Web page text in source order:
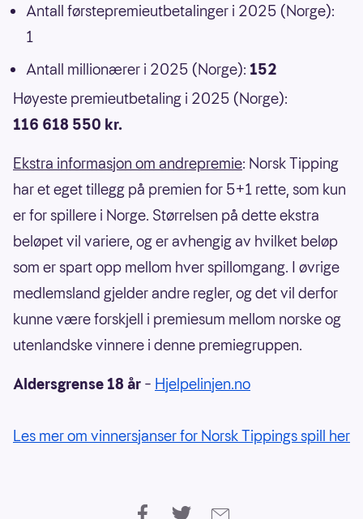
Antall førstepremieutbetalinger i 2025 (Norge):
1
Antall millionærer i 2025 (Norge): 152
Høyeste premieutbetaling i 2025 (Norge):
116 618 550 kr.
Ekstra informasjon om andrepremie: Norsk Tipping
har et eget tillegg på premien for 5+1 rette, som kun
er for spillere i Norge. Størrelsen på dette ekstra
beløpet vil variere, og er avhengig av hvilket beløp
som er spart opp mellom hver spillomgang. I øvrige
medlemsland gjelder andre regler, og det vil derfor
kunne være forskjell i premiesum mellom norske og
utenlandske vinnere i denne premiegruppen.
Aldersgrense 18 år – Hjelpelinjen.no
Les mer om vinnersjanser for Norsk Tippings spill her